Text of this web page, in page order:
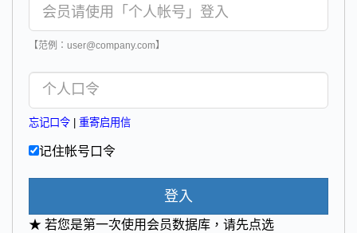
【范例：user@company.com】
忘记口令 重寄启用信
记住帐号口令
登入
★ 若您是第一次使用会员数据库，请先点选